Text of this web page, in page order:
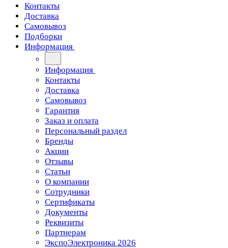
Контакты
Доставка
Самовывоз
Подборки
Информация
Информация
Контакты
Доставка
Самовывоз
Гарантия
Заказ и оплата
Персональный раздел
Бренды
Акции
Отзывы
Статьи
О компании
Сотрудники
Сертификаты
Документы
Реквизиты
Партнерам
ЭкспоЭлектроника 2026